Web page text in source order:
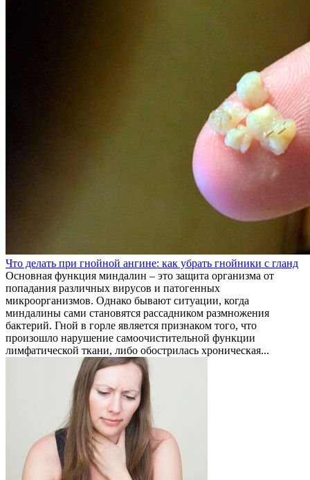
Что делать при гнойной ангине: как убрать гнойники с гланд
Основная функция миндалин – это защита организма от
попадания различных вирусов и патогенных
микроорганизмов. Однако бывают ситуации, когда
миндалины сами становятся рассадником размножения
бактерий. Гной в горле является признаком того, что
произошло нарушение самоочистительной функции
лимфатической ткани, либо обострилась хроническая...